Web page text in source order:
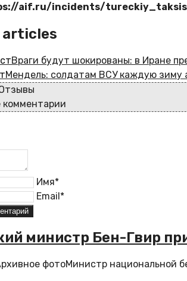
aif.ru/incidents/
articles
Враги будут шокированы: в Иране
Мендель: солдатам ВСУ каждую зиму
комментарии
Имя*
Email*
министр Бен-Гвир
фотоМинистр национальной